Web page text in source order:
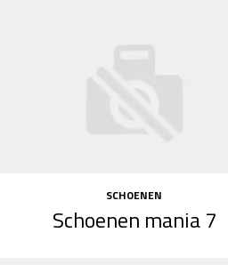
SCHOENEN
Schoenen mania 7